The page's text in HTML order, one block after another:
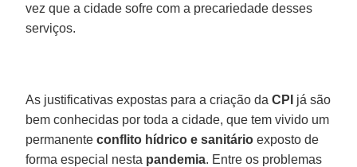
vez que a cidade sofre com a precariedade desses
serviços.
As justificativas expostas para a criação daCPI já são
bem conhecidas por toda a cidade, que tem vivido um
permanenteconflito hídrico e sanitário exposto de
forma especial nesta pandemia. Entre os problemas